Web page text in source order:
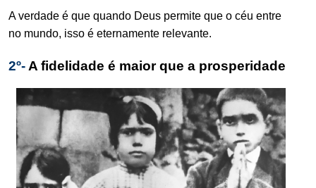
A verdade é que quando Deus permite que o céu entre
no mundo, isso é eternamente relevante.
2º-A fidelidade é maior que a prosperidade